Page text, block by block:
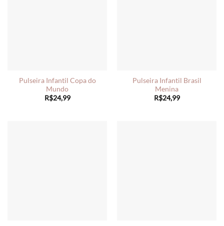
Pulseira Infantil Copa do
Mundo
R$24,99
Pulseira Infantil Brasil
Menina
R$24,99